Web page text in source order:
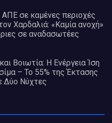
σε καμένες περιοχές
Χαρδαλιά: «Καμία ανοχή»
σε αναδασωτέες
Βοιωτία: Η Ενέργεια Ίση
– Το 55% της Έκτασης
Δύο Νύχτες